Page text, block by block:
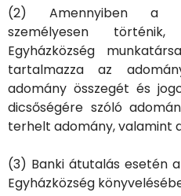
(2) Amennyiben a
személyesen
Egyházközség
tartalmazza az
adomány összegét és
dicsőségére szóló
terhelt adomány, valamint
(3) Banki átutalás esetén
Egyházközség